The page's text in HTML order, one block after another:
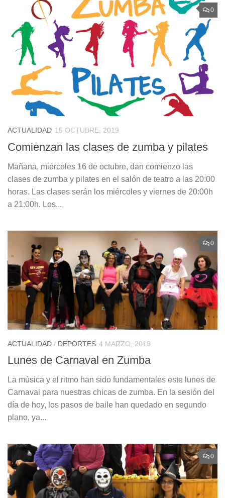
0
ACTUALIDAD 15 OCTUBRE, 2019
Comienzan las clases de zumba y pilates
Mañana, miércoles 16 de octubre, dan comienzo las
clases de zumba y pilates en el salón de teatro a las 20:00
horas. Las clases serán los miércoles y viernes de 20:00h
a 21:00h. Los...
0
ACTUALIDAD / DEPORTES 4 MARZO, 2019
Lunes de Carnaval en Zumba
La música y el ritmo han sido fundamentales este lunes de
Carnaval para nuestras chicas de zumba. En la sesión del
día de hoy, los pasos de baile han quedado en segundo
plano, ya...
0